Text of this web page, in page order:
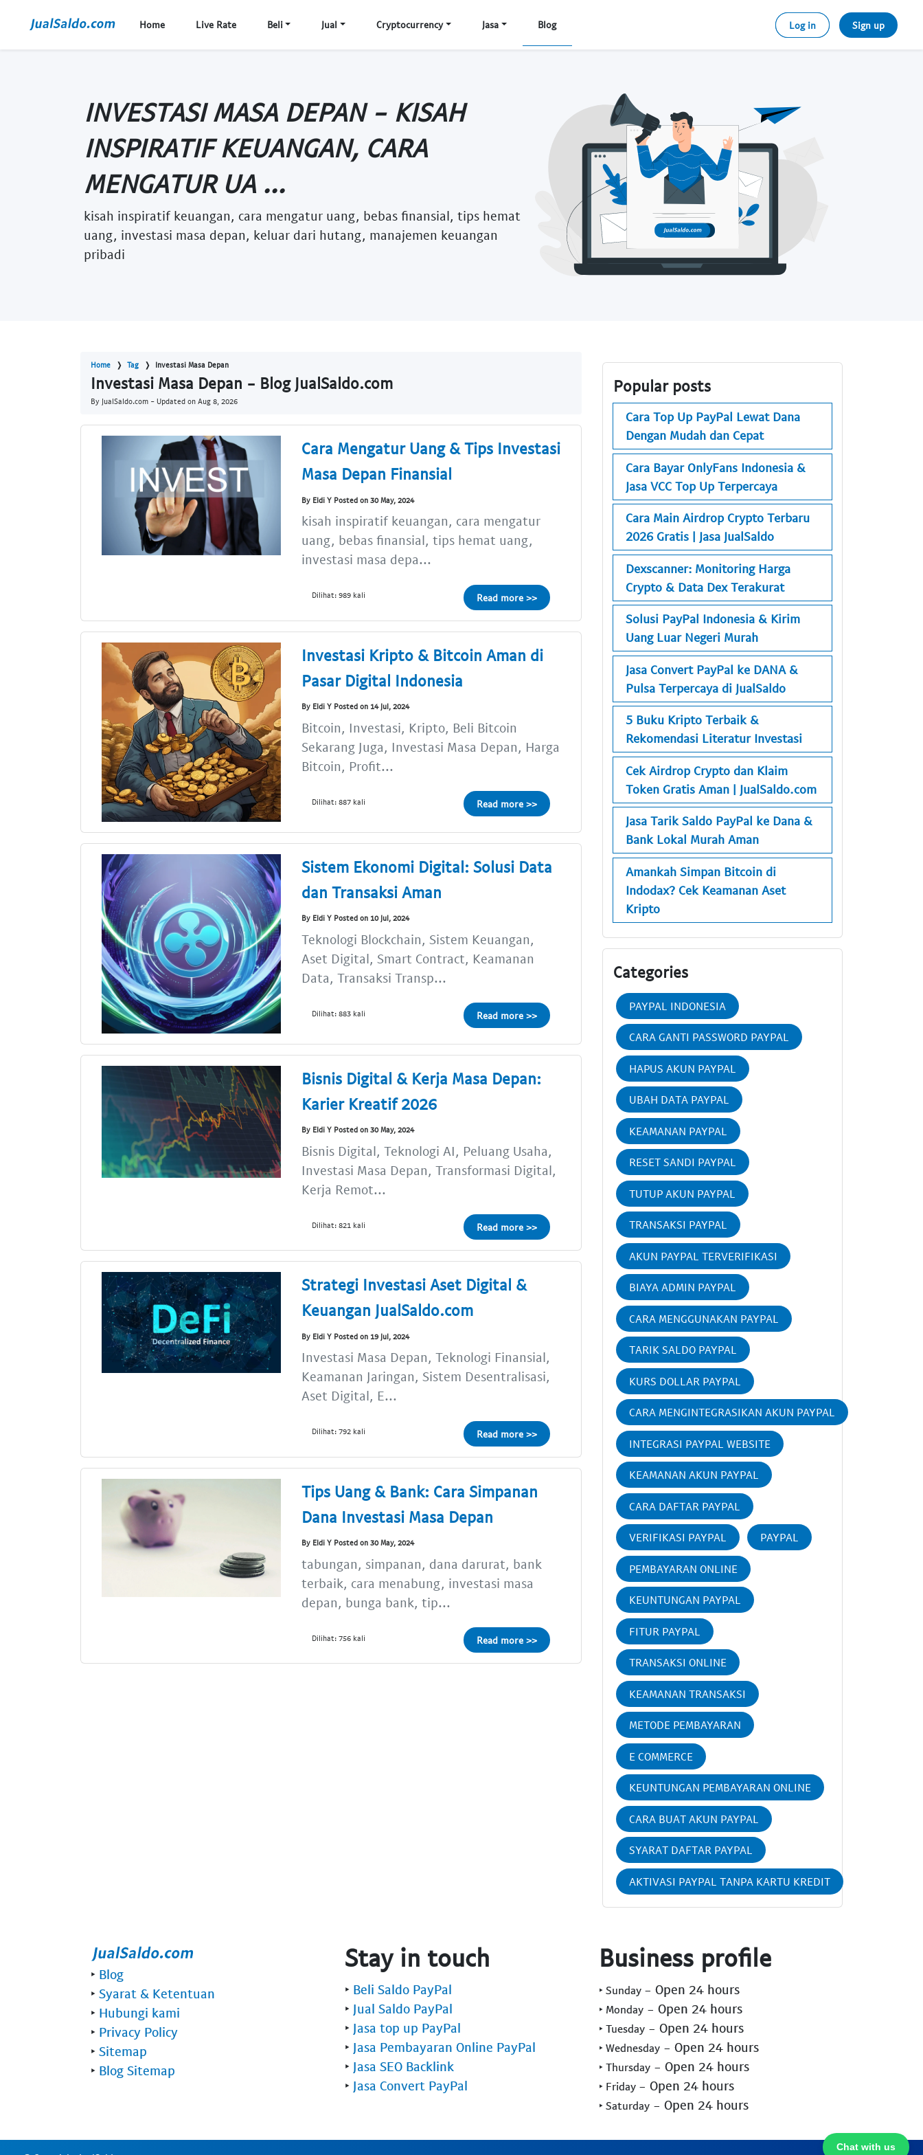
Home Live Rate Beli Jual Cryptocurrency Jasa Blog Log in Sign up
INVESTASI MASA DEPAN - KISAH
INSPIRATIF KEUANGAN, CARA
MENGATUR UA ...
kisah inspiratif keuangan, cara mengatur uang, bebas finansial, tips hemat
uang, investasi masa depan, keluar dari hutang, manajemen keuangan
pribadi
Home Tag Investasi Masa Depan
Investasi Masa Depan - Blog JualSaldo.com
By JualSaldo.com - Updated on Aug 8, 2026
Cara Mengatur Uang & Tips Investasi
Masa Depan Finansial
By Eldi Y Posted on 30 May, 2024
kisah inspiratif keuangan, cara mengatur
uang, bebas finansial, tips hemat uang,
investasi masa depa...
Dilihat: 989 kali Read more >>
Investasi Kripto & Bitcoin Aman di
Pasar Digital Indonesia
By Eldi Y Posted on 14 Jul, 2024
Bitcoin, Investasi, Kripto, Beli Bitcoin
Sekarang Juga, Investasi Masa Depan, Harga
Bitcoin, Profit...
Dilihat: 887 kali Read more >>
Sistem Ekonomi Digital: Solusi Data
dan Transaksi Aman
By Eldi Y Posted on 10 Jul, 2024
Teknologi Blockchain, Sistem Keuangan,
Aset Digital, Smart Contract, Keamanan
Data, Transaksi Transp...
Dilihat: 883 kali Read more >>
Bisnis Digital & Kerja Masa Depan:
Karier Kreatif 2026
By Eldi Y Posted on 30 May, 2024
Bisnis Digital, Teknologi AI, Peluang Usaha,
Investasi Masa Depan, Transformasi Digital,
Kerja Remot...
Dilihat: 821 kali Read more >>
Strategi Investasi Aset Digital &
Keuangan JualSaldo.com
By Eldi Y Posted on 19 Jul, 2024
Investasi Masa Depan, Teknologi Finansial,
Keamanan Jaringan, Sistem Desentralisasi,
Aset Digital, E...
Dilihat: 792 kali Read more >>
Tips Uang & Bank: Cara Simpanan
Dana Investasi Masa Depan
By Eldi Y Posted on 30 May, 2024
tabungan, simpanan, dana darurat, bank
terbaik, cara menabung, investasi masa
depan, bunga bank, tip...
Dilihat: 756 kali Read more >>
Popular posts
Cara Top Up PayPal Lewat Dana
Dengan Mudah dan Cepat
Cara Bayar OnlyFans Indonesia &
Jasa VCC Top Up Terpercaya
Cara Main Airdrop Crypto Terbaru
2026 Gratis | Jasa JualSaldo
Dexscanner: Monitoring Harga
Crypto & Data Dex Terakurat
Solusi PayPal Indonesia & Kirim
Uang Luar Negeri Murah
Jasa Convert PayPal ke DANA &
Pulsa Terpercaya di JualSaldo
5 Buku Kripto Terbaik &
Rekomendasi Literatur Investasi
Cek Airdrop Crypto dan Klaim
Token Gratis Aman | JualSaldo.com
Jasa Tarik Saldo PayPal ke Dana &
Bank Lokal Murah Aman
Amankah Simpan Bitcoin di
Indodax? Cek Keamanan Aset
Kripto
Categories
PAYPAL INDONESIA
CARA GANTI PASSWORD PAYPAL
HAPUS AKUN PAYPAL
UBAH DATA PAYPAL
KEAMANAN PAYPAL
RESET SANDI PAYPAL
TUTUP AKUN PAYPAL
TRANSAKSI PAYPAL
AKUN PAYPAL TERVERIFIKASI
BIAYA ADMIN PAYPAL
CARA MENGGUNAKAN PAYPAL
TARIK SALDO PAYPAL
KURS DOLLAR PAYPAL
CARA MENGINTEGRASIKAN AKUN PAYPAL
INTEGRASI PAYPAL WEBSITE
KEAMANAN AKUN PAYPAL
CARA DAFTAR PAYPAL
VERIFIKASI PAYPAL PAYPAL
PEMBAYARAN ONLINE
KEUNTUNGAN PAYPAL
FITUR PAYPAL
TRANSAKSI ONLINE
KEAMANAN TRANSAKSI
METODE PEMBAYARAN
E COMMERCE
KEUNTUNGAN PEMBAYARAN ONLINE
CARA BUAT AKUN PAYPAL
SYARAT DAFTAR PAYPAL
AKTIVASI PAYPAL TANPA KARTU KREDIT
Chat with us
‣ Blog
‣ Syarat & Ketentuan
‣ Hubungi kami
‣ Privacy Policy
‣ Sitemap
‣ Blog Sitemap
Stay in touch
‣ Beli Saldo PayPal
‣ Jual Saldo PayPal
‣ Jasa top up PayPal
‣ Jasa Pembayaran Online PayPal
‣ Jasa SEO Backlink
‣ Jasa Convert PayPal
Business profile
‣ Sunday - Open 24 hours
‣ Monday - Open 24 hours
‣ Tuesday - Open 24 hours
‣ Wednesday - Open 24 hours
‣ Thursday - Open 24 hours
‣ Friday - Open 24 hours
‣ Saturday - Open 24 hours